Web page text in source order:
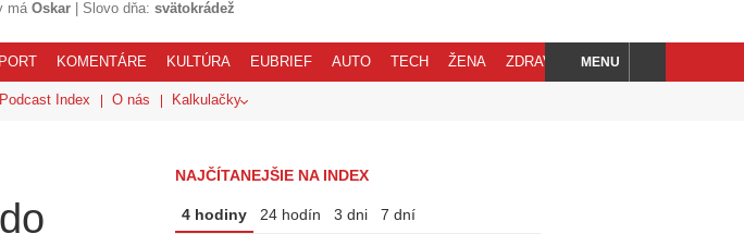
má Oskar| Slovo dňa: svätokrádež
KOMENTÁRE KULTÚRA EUBRIEF AUTO TECH ŽENA ZDRAVIE BLOG
HĽADAJMENU
Podcast Index O nás Kalkulačky
NAJČÍTANEJŠIE NA INDEX
4 hodiny 24 hodín 3 dni 7 dní